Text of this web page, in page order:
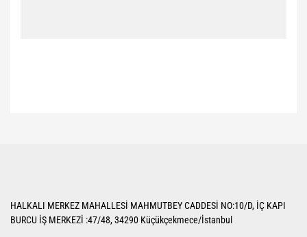
Ürün açıklamasında eksik bilgiler bulunuyor.
HALKALI MERKEZ MAHALLESİ MAHMUTBEY CADDESİ NO:10/D, İÇ KAPI
BURCU İŞ MERKEZİ :47/48, 34290 Küçükçekmece/İstanbul